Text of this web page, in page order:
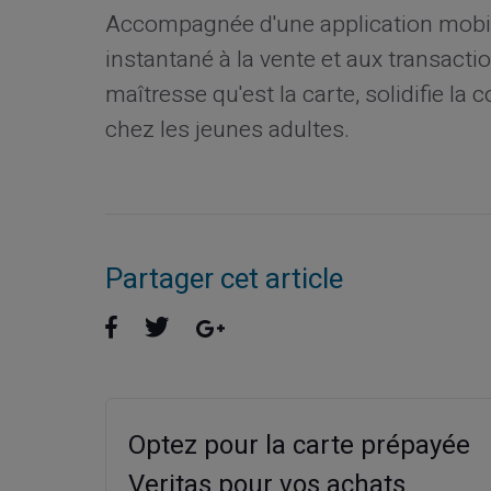
Accompagnée d'une application
instantané à la vente et aux
maîtresse qu'est la carte, solidifie la
chez les jeunes adultes.
Partager cet article
Optez pour la carte prépayée